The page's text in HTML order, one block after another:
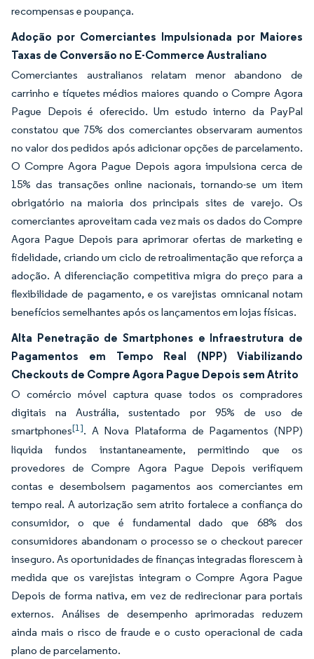
recompensas e poupança.
Adoção por Comerciantes Impulsionada por Maiores
Taxas de Conversão no E-Commerce Australiano
Comerciantes australianos relatam menor abandono de
carrinho e tíquetes médios maiores quando o Compre Agora
Pague Depois é oferecido. Um estudo interno da PayPal
constatou que 75% dos comerciantes observaram aumentos
no valor dos pedidos após adicionar opções de parcelamento.
O Compre Agora Pague Depois agora impulsiona cerca de
15% das transações online nacionais, tornando-se um item
obrigatório na maioria dos principais sites de varejo. Os
comerciantes aproveitam cada vez mais os dados do Compre
Agora Pague Depois para aprimorar ofertas de marketing e
fidelidade, criando um ciclo de retroalimentação que reforça a
adoção. A diferenciação competitiva migra do preço para a
flexibilidade de pagamento, e os varejistas omnicanal notam
benefícios semelhantes após os lançamentos em lojas físicas.
Alta Penetração de Smartphones e Infraestrutura de
Pagamentos em Tempo Real (NPP) Viabilizando
Checkouts de Compre Agora Pague Depois sem Atrito
O comércio móvel captura quase todos os compradores
digitais na Austrália, sustentado por 95% de uso de
smartphones[1]. A Nova Plataforma de Pagamentos (NPP)
liquida fundos instantaneamente, permitindo que os
provedores de Compre Agora Pague Depois verifiquem
contas e desembolsem pagamentos aos comerciantes em
tempo real. A autorização sem atrito fortalece a confiança do
consumidor, o que é fundamental dado que 68% dos
consumidores abandonam o processo se o checkout parecer
inseguro. As oportunidades de finanças integradas florescem à
medida que os varejistas integram o Compre Agora Pague
Depois de forma nativa, em vez de redirecionar para portais
externos. Análises de desempenho aprimoradas reduzem
ainda mais o risco de fraude e o custo operacional de cada
plano de parcelamento.